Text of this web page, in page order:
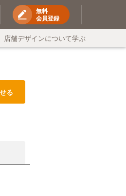
無料
会員登録
店舗デザインについて学ぶ
る